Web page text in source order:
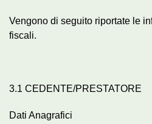
Vengono di seguito riportate le
fiscali.
3.1 CEDENTE/PRESTATORE
Dati Anagrafici